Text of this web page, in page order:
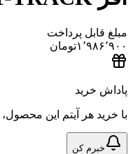
مبلغ قابل پرداخت
۱٬۹۸۶٬۹۰۰تومان
پاداش خرید
با خرید هر آیتم این محصول،
خبرم کن